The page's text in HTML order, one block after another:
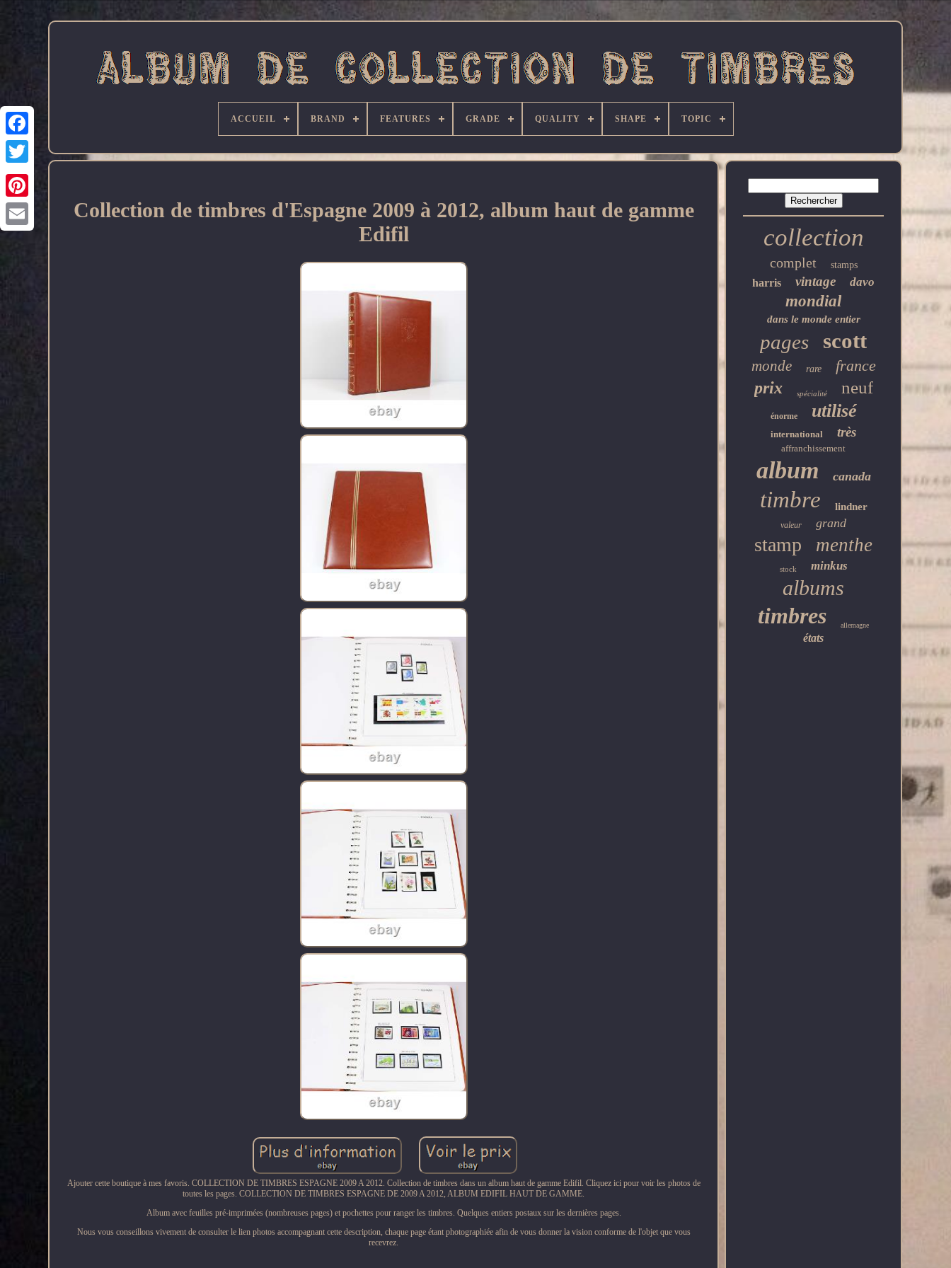
Facebook
ACCUEIL BRAND FEATURES GRADE QUALITY SHAPE TOPIC
Collection de timbres d'Espagne 2009 à 2012, album haut de gamme
Edifil
Ajouter cette boutique à mes favoris. COLLECTION DE TIMBRES ESPAGNE 2009 A 2012. Collection de timbres dans un album haut de gamme Edifil. Cliquez ici pour voir les photos de
toutes les pages. COLLECTION DE TIMBRES ESPAGNE DE 2009 A 2012, ALBUM EDIFIL HAUT DE GAMME.
Album avec feuilles pré-imprimées (nombreuses pages) et pochettes pour ranger les timbres. Quelques entiers postaux sur les dernières pages.
Nous vous conseillons vivement de consulter le lien photos accompagnant cette description, chaque page étant photographiée afin de vous donner la vision conforme de l'objet que vous
recevrez.
collection
complet stamps
harris vintage davo
mondial
dans le monde entier
pages scott
monde rare france
prix spécialité neuf
énorme utilisé
international très
affranchissement
album canada
timbre lindner
valeur grand
stamp menthe
stock minkus
albums
timbres allemagne
états